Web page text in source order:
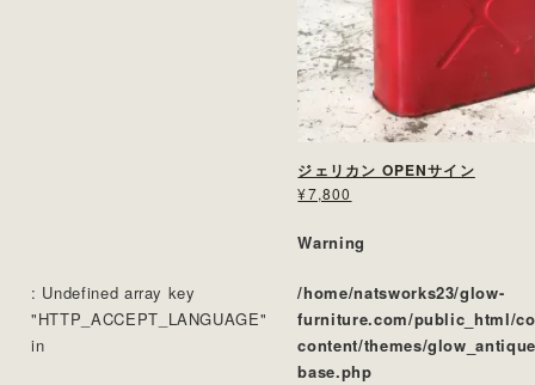
ジェリカン OPENサイン
¥7,800
Warning
: Undefined array key
"HTTP_ACCEPT_LANGUAGE"
in
/home/natsworks23/glow-
furniture.com/public_html/
content/themes/
base.php